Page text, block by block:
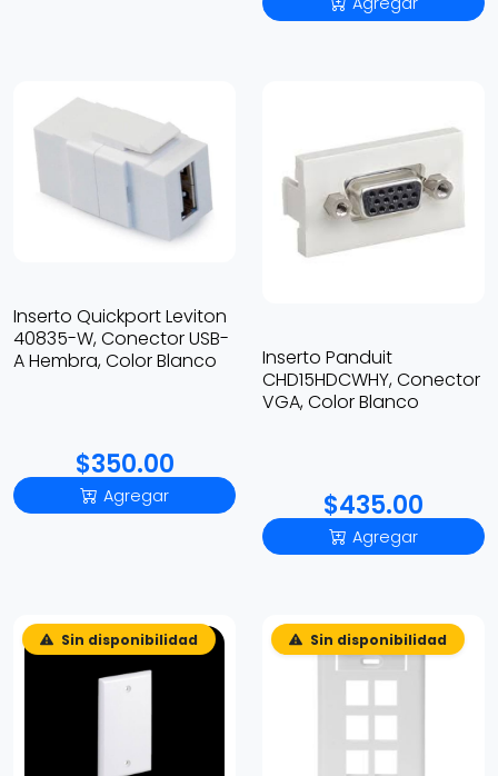
Inserto Quickport Leviton
40835-W, Conector USB-
A Hembra, Color Blanco
$350.00
Agregar
Inserto Panduit
CHD15HDCWHY, Conector
VGA, Color Blanco
$435.00
Agregar
Sin disponibilidad Sin disponibilidad